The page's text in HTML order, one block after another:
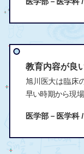
教育内容が良
旭川医大は臨床
早い時期から現
医学部－医学科 /